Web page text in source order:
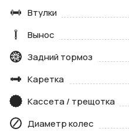
Втулки
Вынос
Задний тормоз
Каретка
Кассета / трещотка
Диаметр колес